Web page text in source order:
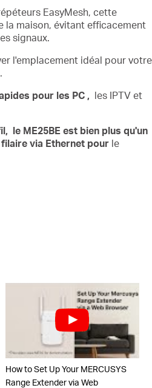
EasyMesh, cette
la maison, évitant efficacement
signaux.
l'emplacement idéal pour votre
pour les PC , les IPTV et
le ME25BE est bien plus qu'un
via Ethernet pourle
How to Set Up Your MERCUSYS
Range Extender via Web